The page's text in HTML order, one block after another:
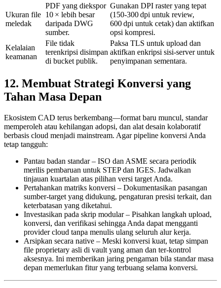
Ukuran file
meledak
PDF yang diekspor
10 × lebih besar
daripada DWG
sumber.
Gunakan DPI raster yang tepat
(150‑300 dpi untuk review,
600 dpi untuk cetak) dan aktifkan
opsi kompresi.
Kelalaian
keamanan
File tidak
terenkripsi disimpan
di bucket publik.
Paksa TLS untuk upload dan
aktifkan enkripsi sisi‑server untuk
penyimpanan sementara.
12. Membuat Strategi Konversi yang
Tahan Masa Depan
Ekosistem CAD terus berkembang—format baru muncul, standar
memperoleh atau kehilangan adopsi, dan alat desain kolaboratif
berbasis cloud menjadi mainstream. Agar pipeline konversi Anda
tetap tangguh:
Pantau badan standar– ISO dan ASME secara periodik
merilis pembaruan untuk STEP dan IGES. Jadwalkan
tinjauan kuartalan atas pilihan versi target Anda.
Pertahankan matriks konversi – Dokumentasikan pasangan
sumber‑target yang didukung, pengaturan presisi terkait, dan
keterbatasan yang diketahui.
Investasikan pada skrip modular– Pisahkan langkah upload,
konversi, dan verifikasi sehingga Anda dapat mengganti
provider cloud tanpa menulis ulang seluruh alur kerja.
Arsipkan secara native – Meski konversi kuat, tetap simpan
file proprietary asli di vault yang aman dan ter‑kontrol
aksesnya. Ini memberikan jaring pengaman bila standar masa
depan memerlukan fitur yang terbuang selama konversi.